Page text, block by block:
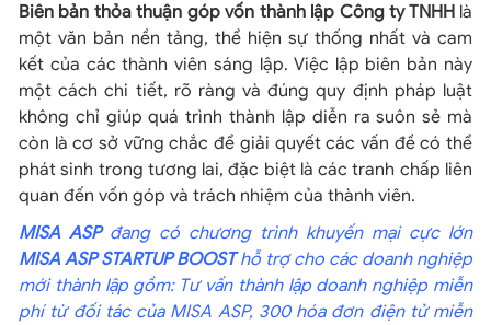
Biên bản thỏa thuận góp vốn thành lập Công ty TNHHlà
một văn bản nền tảng, thể hiện sự thống nhất và cam
kết của các thành viên sáng lập. Việc lập biên bản này
một cách chi tiết, rõ ràng và đúng quy định pháp luật
không chỉ giúp quá trình thành lập diễn ra suôn sẻ mà
còn là cơ sở vững chắc để giải quyết các vấn đề có thể
phát sinh trong tương lai, đặc biệt là các tranh chấp liên
quan đến vốn góp và trách nhiệm của thành viên.
MISA ASPđang có chương trình khuyến mại cực lớn
MISA ASP STARTUP BOOSThỗ trợ cho các doanh nghiệp
mới thành lập gồm: Tư vấn thành lập doanh nghiệp miễn
phí từ đối tác của MISA ASP, 300 hóa đơn điện tử miễn